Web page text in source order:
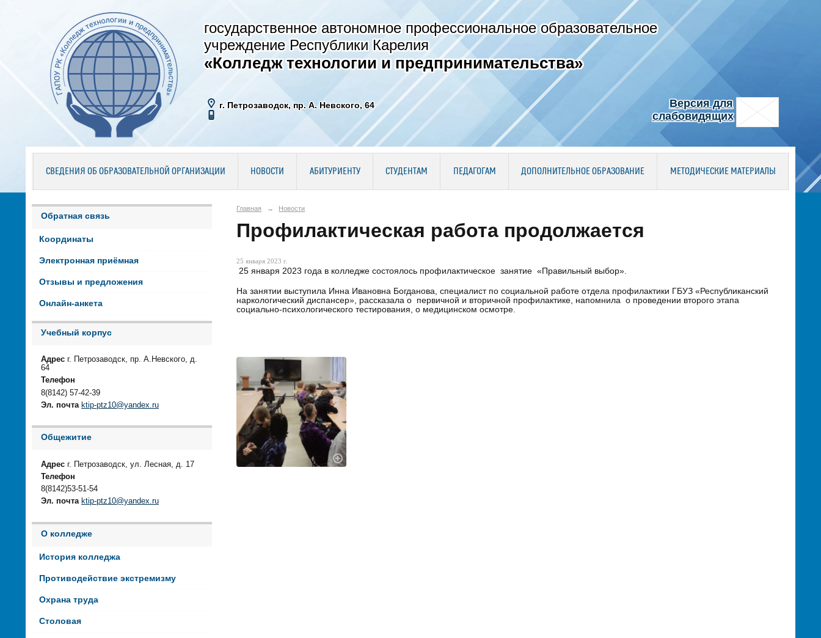
государственное автономное профессиональное образовательное
учреждение Республики Карелия
«Колледж технологии и предпринимательства»
г. Петрозаводск, пр. А. Невского, 64
Версия для
слабовидящих
СВЕДЕНИЯ ОБ ОБРАЗОВАТЕЛЬНОЙ ОРГАНИЗАЦИИ НОВОСТИ АБИТУРИЕНТУ СТУДЕНТАМ ПЕДАГОГАМ ДОПОЛНИТЕЛЬНОЕ ОБРАЗОВАНИЕ МЕТОДИЧЕСКИЕ МАТЕРИАЛЫ
Обратная связь
Координаты
Электронная приёмная
Отзывы и предложения
Онлайн-анкета
Учебный корпус
Адрес г. Петрозаводск, пр. А.Невского, д.
64
Телефон
8(8142) 57-42-39
Эл. почта ktip-ptz10@yandex.ru
Общежитие
Адрес г. Петрозаводск, ул. Лесная, д. 17
Телефон
8(8142)53-51-54
Эл. почта ktip-ptz10@yandex.ru
О колледже
История колледжа
Противодействие экстремизму
Охрана труда
Столовая
Главная → Новости
Профилактическая работа продолжается
25 января 2023 г.
25 января 2023 года в колледже состоялось профилактическое занятие «Правильный выбор».
На занятии выступила Инна Ивановна Богданова, специалист по социальной работе отдела профилактики ГБУЗ «Республиканский
наркологический диспансер», рассказала о первичной и вторичной профилактике, напомнила о проведении второго этапа
социально-психологического тестирования, о медицинском осмотре.